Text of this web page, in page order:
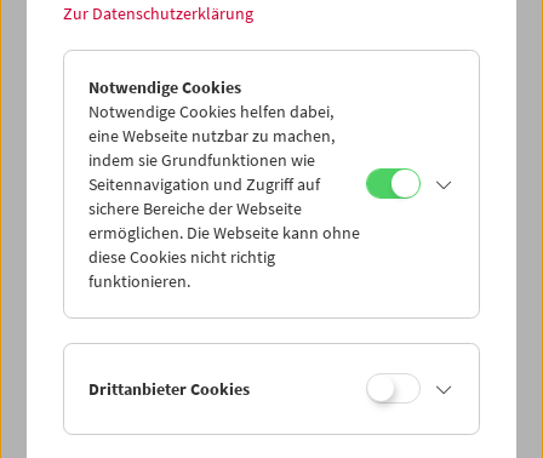
Mo 22.5.
Di 23.5.
Mi 24.5.
Do 25.5.
Sa 27.5.
Zur Datenschutzerklärung
Notwendige Cookies
Notwendige Cookies helfen dabei,
eine Webseite nutzbar zu machen,
indem sie Grundfunktionen wie
Seitennavigation und Zugriff auf
sichere Bereiche der Webseite
ermöglichen. Die Webseite kann ohne
diese Cookies nicht richtig
funktionieren.
Drittanbieter Cookies